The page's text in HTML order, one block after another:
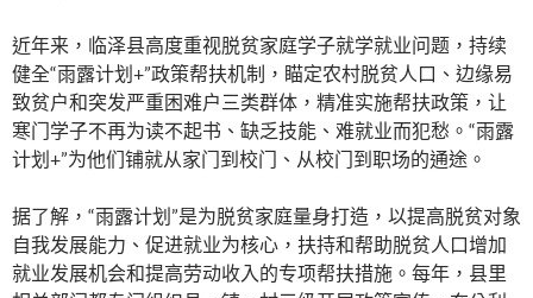
近年来，临泽县高度重视脱贫家庭学子就学就业问题，持续
健全“雨露计划+”政策帮扶机制，瞄定农村脱贫人口、边缘易
致贫户和突发严重困难户三类群体，精准实施帮扶政策，让
寒门学子不再为读不起书、缺乏技能、难就业而犯愁。“雨露
计划+”为他们铺就从家门到校门、从校门到职场的通途。
据了解，“雨露计划”是为脱贫家庭量身打造，以提高脱贫对象
自我发展能力、促进就业为核心，扶持和帮助脱贫人口增加
就业发展机会和提高劳动收入的专项帮扶措施。每年，县里